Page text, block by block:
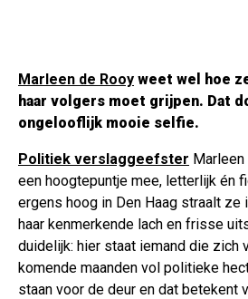
Marleen de Rooy weet wel hoe
haar volgers moet grijpen. Dat
ongelooflijk mooie selfie.
Politiek verslaggeefster
een hoogtepuntje mee, letterlijk én
ergens hoog in Den Haag straalt ze
haar kenmerkende lach en frisse
duidelijk: hier staat iemand die zich
komende maanden vol politieke
staan voor de deur en dat betekent